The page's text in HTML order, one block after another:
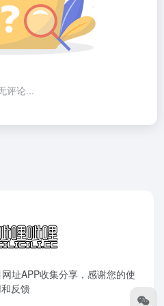
评论...
址APP收集分享，感谢您的使
反馈